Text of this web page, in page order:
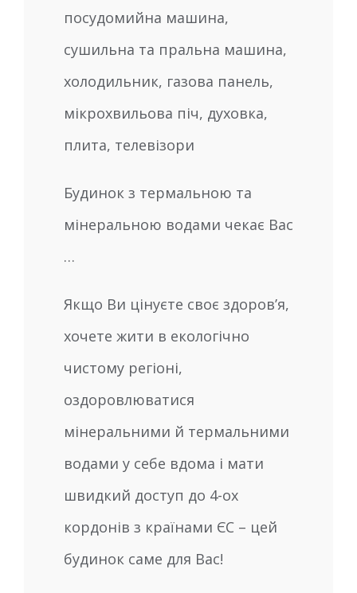
посудомийна машина,
сушильна та пральна машина,
холодильник, газова панель,
мікрохвильова піч, духовка,
плита, телевізори
Будинок з термальною та
мінеральною водами чекає Вас
…
Якщо Ви цінуєте своє здоров’я,
хочете жити в екологічно
чистому регіоні,
оздоровлюватися
мінеральними й термальними
водами у себе вдома і мати
швидкий доступ до 4-ох
кордонів з країнами ЄС – цей
будинок саме для Вас!